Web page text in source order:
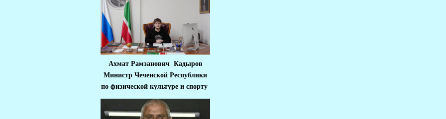
Ахмат Рамзанович Кадыров
Министр Чеченской Республики
по физической культуре и спорту